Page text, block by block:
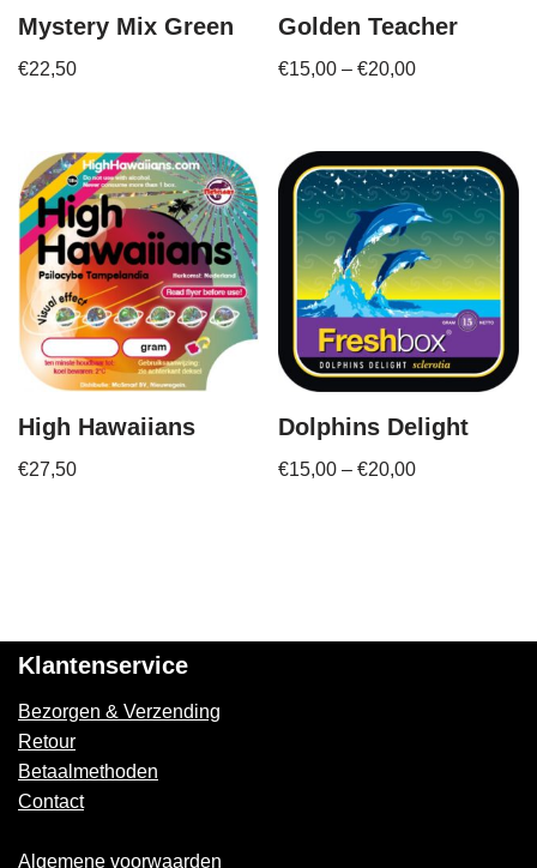
Mystery Mix Green
€22,50
Golden Teacher
€15,00 –€20,00
High Hawaiians
€27,50
Dolphins Delight
€15,00 –€20,00
Klantenservice
Bezorgen & Verzending
Retour
Betaalmethoden
Contact
Algemene voorwaarden